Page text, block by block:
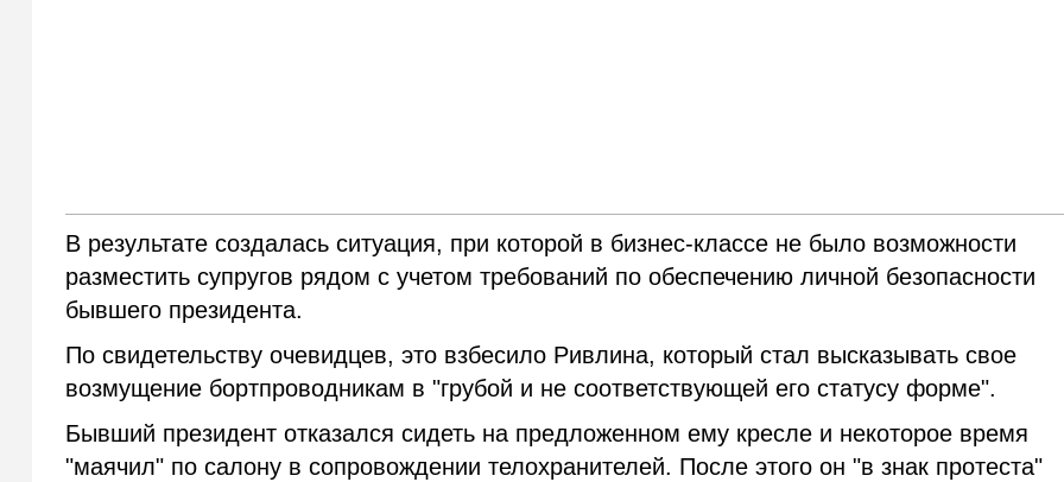
В результате создалась ситуация, при которой в бизнес-классе не было возможности
разместить супругов рядом с учетом требований по обеспечению личной безопасности
бывшего президента.
По свидетельству очевидцев, это взбесило Ривлина, который стал высказывать свое
возмущение бортпроводникам в "грубой и не соответствующей его статусу форме".
Бывший президент отказался сидеть на предложенном ему кресле и некоторое время
"маячил" по салону в сопровождении телохранителей. После этого он "в знак протеста"